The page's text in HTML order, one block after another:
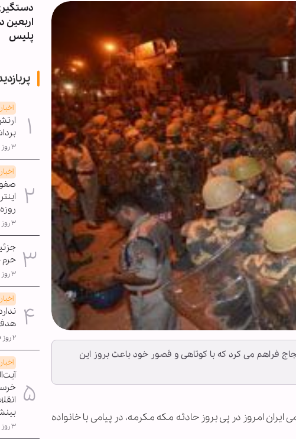
فراهم می کرد که با کوتاهی و قصور خود باعث بروز این
امروز در پی بروز حادثه مکه مکرمه، در پیامی با خانواده
پلیس
۳ روز قبل
روزه
۳ روز قبل
۳ روز قبل
هدف
۲ روز قبل
۳ روز قبل